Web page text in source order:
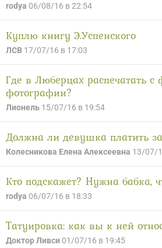
rodya 06/08/16 в 22:54
Куплю книгу Э.Успенского
ЛСВ 17/07/16 в 17:03
Где в Люберцах распечатать
фотографии?
Лионель 15/07/16 в 19:54
Должна ли девушка платить
Колесникова Елена Алексеевна 13/07/
Кто подскажет? Нужна бабка,
rodya 06/07/16 в 18:33
Татуировка: как вы к ней
Доктор Ливси 01/07/16 в 19:45